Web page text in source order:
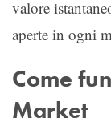
valore
aperte in ogni
Come
Market